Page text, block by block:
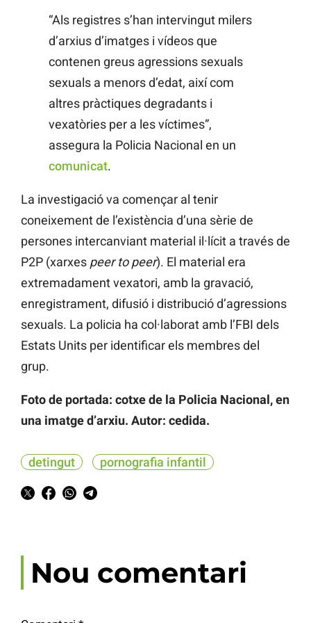
“Als registres s’han intervingut milers
d’arxius d’imatges i vídeos que
contenen greus agressions sexuals
sexuals a menors d’edat, així com
altres pràctiques degradants i
vexatòries per a les víctimes”,
assegura la Policia Nacional en un
comunicat.
La investigació va començar al tenir
coneixement de l’existència d’una sèrie de
persones intercanviant material il·lícit a través de
P2P (xarxes peer to peer). El material era
extremadament vexatori, amb la gravació,
enregistrament, difusió i distribució d’agressions
sexuals. La policia ha col·laborat amb l’FBI dels
Estats Units per identificar els membres del
grup.
Foto de portada: cotxe de la Policia Nacional, en
una imatge d’arxiu. Autor: cedida.
detingut pornografia infantil
Nou comentari